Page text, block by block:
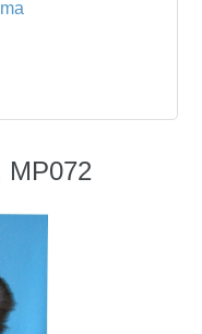
MP072